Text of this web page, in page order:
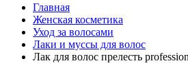
Главная
Женская косметика
Уход за волосами
Лаки и муссы для волос
Лак для волос прелесть